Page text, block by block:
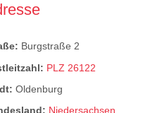
Burgstraße 2
PLZ 26122
Oldenburg
Niedersachsen